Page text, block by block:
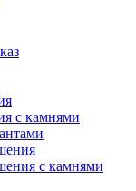
с камнями
с камнями